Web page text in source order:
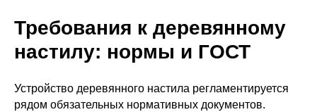
Требования к деревянному
настилу: нормы и ГОСТ
Устройство деревянного настила регламентируется
рядом обязательных нормативных документов.